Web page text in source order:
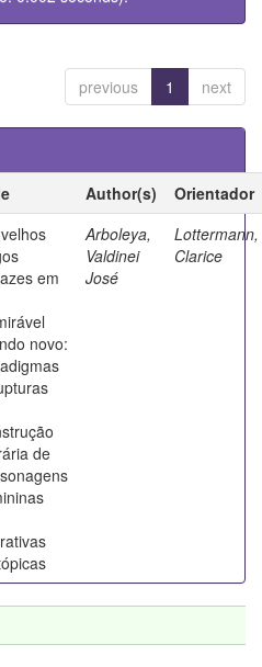
previous 1 next
Author(s)
Orientador
em
novo:
de
Arboleya,
Valdinei
José
Lottermann,
Clarice